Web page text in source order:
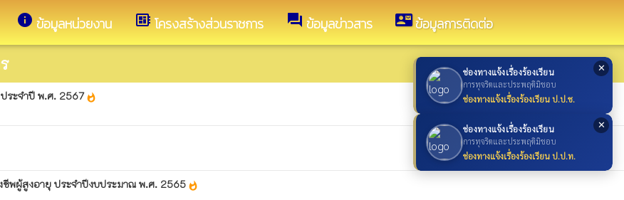
✕
ช่องทางแจ้งเรื่องร้องเรียน
การทุจริตและประพฤติมิชอบ
ช่องทางแจ้งเรื่องร้องเรียน ป.ป.ช.
✕
ช่องทางแจ้งเรื่องร้องเรียน
การทุจริตและประพฤติมิชอบ
ช่องทางแจ้งเรื่องร้องเรียน ป.ป.ท.
info ข้อมูลหน่วยงาน developer_board โครงสร้างส่วนราชการ forum ข้อมูลข่าวสาร contact_mailข้อมูลการติดต่อ
ประจำปี พ.ศ. 2567whatshot
ชีพผู้สูงอายุ ประจำปีงบประมาณ พ.ศ. 2565 whatshot